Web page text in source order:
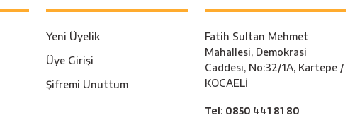
Yeni Üyelik
Üye Girişi
Şifremi Unuttum
Fatih Sultan Mehmet
Mahallesi, Demokrasi
Caddesi, No:32/1A, Kartepe /
KOCAELİ
Tel: 0850 441 81 80